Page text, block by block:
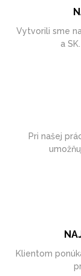
Vytvorili sme
a
Pri našej
Klientom